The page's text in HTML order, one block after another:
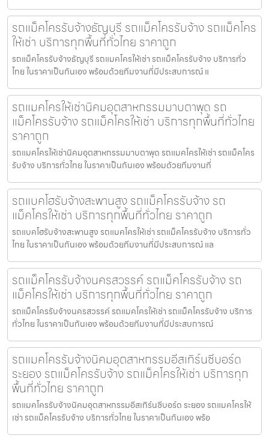
รถแม็คโครรับจ้างธัญบุรี รถแม็คโครรับจ้าง รถแม็คโคร
ให้เช่า บริการทุกพื้นที่ทั่วไทย ราคาถูก
รถแม็คโครรับจ้างธัญบุรี รถแมคโครให้เช่า รถแม็คโครรับจ้าง บริการทั่ว
ไทย ในราคาเป็นกันเอง พร้อมด้วยทีมงานที่มีประสบการณ์ แ
รถแมคโครให้เช่านิคมอุตสาหกรรมมาบตาพุด รถ
แม็คโครรับจ้าง รถแม็คโครให้เช่า บริการทุกพื้นที่ทั่วไทย
ราคาถูก
รถแมคโครให้เช่านิคมอุตสาหกรรมมาบตาพุด รถแมคโครให้เช่า รถแม็คโคร
รับจ้าง บริการทั่วไทย ในราคาเป็นกันเอง พร้อมด้วยทีมงานที่
รถแบคโฮรับจ้างสะพานสูง รถแม็คโครรับจ้าง รถ
แม็คโครให้เช่า บริการทุกพื้นที่ทั่วไทย ราคาถูก
รถแบคโฮรับจ้างสะพานสูง รถแมคโครให้เช่า รถแม็คโครรับจ้าง บริการทั่ว
ไทย ในราคาเป็นกันเอง พร้อมด้วยทีมงานที่มีประสบการณ์ แล
รถแม็คโครรับจ้างนครสวรรค์ รถแม็คโครรับจ้าง รถ
แม็คโครให้เช่า บริการทุกพื้นที่ทั่วไทย ราคาถูก
รถแม็คโครรับจ้างนครสวรรค์ รถแมคโครให้เช่า รถแม็คโครรับจ้าง บริการ
ทั่วไทย ในราคาเป็นกันเอง พร้อมด้วยทีมงานที่มีประสบการณ์
รถแมคโครรับจ้างนิคมอุตสาหกรรมอีสเทิร์นซีบอร์ด
ระยอง รถแม็คโครรับจ้าง รถแม็คโครให้เช่า บริการทุก
พื้นที่ทั่วไทย ราคาถูก
รถแมคโครรับจ้างนิคมอุตสาหกรรมอีสเทิร์นซีบอร์ด ระยอง รถแมคโครให้
เช่า รถแม็คโครรับจ้าง บริการทั่วไทย ในราคาเป็นกันเอง พร้อ